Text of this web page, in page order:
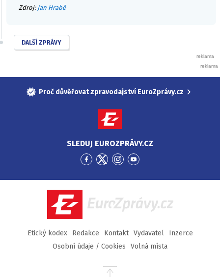
Zdroj: Jan Hrabě
DALŠÍ ZPRÁVY
Proč důvěřovat zpravodajství EuroZprávy.cz
SLEDUJ EUROZPRÁVY.CZ
Přejít
Facebook
Přejít
Twitter
Přejít
Instagram
Přejít
YouTube
EuroZprávy.cz
Etický kodex Redakce Kontakt Vydavatel
Inzerce
Osobní údaje / Cookies
Volná místa
Přejít